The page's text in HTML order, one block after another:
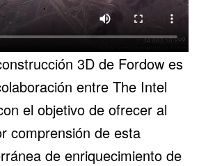
3D de Fordow es
entre The Intel
el objetivo de ofrecer al
comprensión de esta
de enriquecimiento de